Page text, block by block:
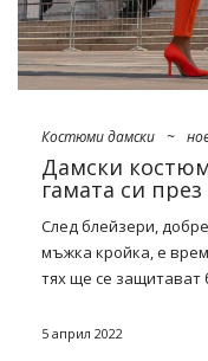
Костюми дамски ~
Дамски
гамата си
След блейзери,
мъжка кройка, е
тях ще се защитават
талия в монохромен
5 април 2022